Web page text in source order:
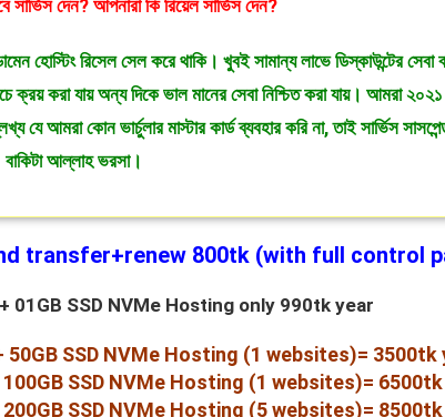
দেন? আপনারা কি রিয়েল সার্ভিস দেন?
হোস্টিং রিসেল সেল করে থাকি। খুবই সামান্য লাভে ডিস্কাউন্টের
করা যায় অন্য দিকে ভাল মানের সেবা নিশ্চিত করা যায়। আমরা ২০২১
যে আমরা কোন ভার্চুলার মাস্টার কার্ড ব্যবহার করি না, তাই সার্ভিস
বাকিটা আল্লাহ ভরসা।
transfer+renew 800tk (with full control
01GB SSD NVMe Hosting only 990tk year
SSD NVMe Hosting (1 websites)= 3500tk
SSD NVMe Hosting (1 websites)=
SSD NVMe Hosting (5 websites)=